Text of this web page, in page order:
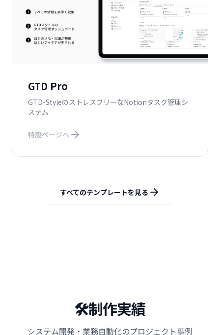
GTD Pro
GTD-StyleのストレスフリーなNotionタスク管理シ
ステム
特設ページへ
すべてのテンプレートを見る
🛠️制作実績
システム開発・業務自動化のプロジェクト事例